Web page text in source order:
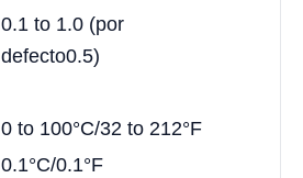
0.1 to 1.0 (por
defecto0.5)
0 to 100°C/32 to 212°F
0.1°C/0.1°F